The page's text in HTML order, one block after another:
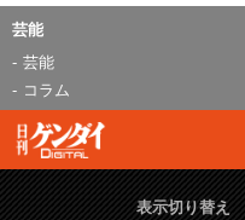
芸能
芸能
コラム
表示切り替え